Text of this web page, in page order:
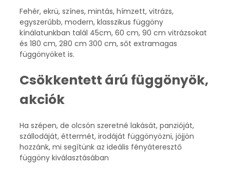
Fehér, ekrü, színes, mintás, hímzett, vitrázs,
egyszerűbb, modern, klasszikus függöny
kínálatunkban talál 45cm, 60 cm, 90 cm vitrázsokat
és 180 cm, 280 cm 300 cm, sőt extramagas
függönyöket is.
Csökkentett árú függönyök,
akciók
Ha szépen, de olcsón szeretné lakását, panzióját,
szállodáját, éttermét, irodáját függönyözni, jöjjön
hozzánk, mi segítünk az ideális fényáteresztő
függöny kiválasztásában